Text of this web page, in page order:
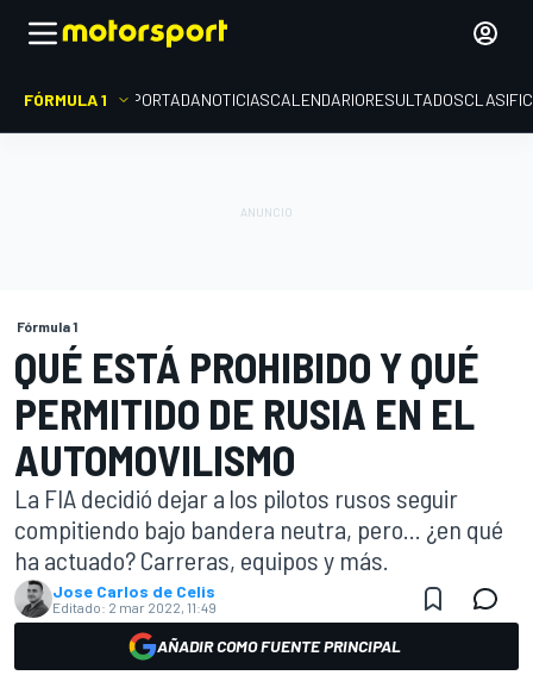
FÓRMULA 1 PORTADANOTICIASCALENDARIORESULTADOS
Fórmula 1
QUÉ ESTÁ PROHIBIDO Y QUÉ
PERMITIDO DE RUSIA EN EL
AUTOMOVILISMO
La FIA decidió dejar a los pilotos rusos seguir
compitiendo bajo bandera neutra, pero... ¿en qué
ha actuado? Carreras, equipos y más.
Jose Carlos de Celis
Editado: 2 mar 2022, 11:49
AÑADIR COMO FUENTE PRINCIPAL